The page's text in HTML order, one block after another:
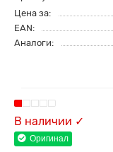
Цена за:
EAN:
Аналоги:
В наличии ✓
Оригинал